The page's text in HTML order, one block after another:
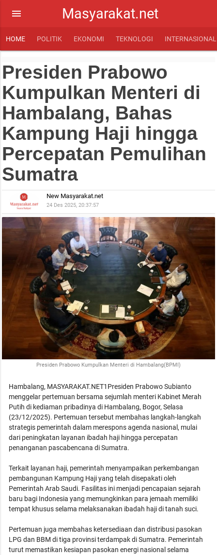
Masyarakat.net
menu
HOME POLITIK EKONOMI TEKNOLOGI INTERNASIONAL
Presiden Prabowo
Kumpulkan Menteri di
Hambalang, Bahas
Kampung Haji hingga
Percepatan Pemulihan
Sumatra
New Masyarakat.net
24 Des 2025, 20:37:57
Presiden Prabowo Kumpulkan Menteri di Hambalang(BPMI)
Hambalang, MASYARAKAT.NET1Presiden Prabowo Subianto
menggelar pertemuan bersama sejumlah menteri Kabinet Merah
Putih di kediaman pribadinya di Hambalang, Bogor, Selasa
(23/12/2025). Pertemuan tersebut membahas langkah-langkah
strategis pemerintah dalam merespons agenda nasional, mulai
dari peningkatan layanan ibadah haji hingga percepatan
penanganan pascabencana di Sumatra.
Terkait layanan haji, pemerintah menyampaikan perkembangan
pembangunan Kampung Haji yang telah disepakati oleh
Pemerintah Arab Saudi. Fasilitas ini menjadi pencapaian sejarah
baru bagi Indonesia yang memungkinkan para jemaah memiliki
tempat khusus selama melaksanakan ibadah haji di tanah suci.
Pertemuan juga membahas ketersediaan dan distribusi pasokan
LPG dan BBM di tiga provinsi terdampak di Sumatra. Pemerintah
turut memastikan kesiapan pasokan energi nasional selama